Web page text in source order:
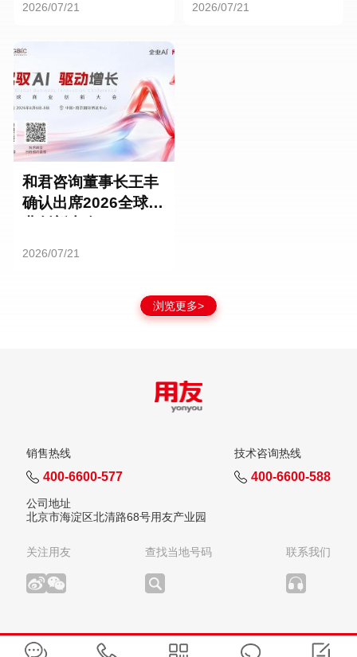
2026/07/21 2026/07/21
和君咨询董事长王丰
确认出席2026全球商
2026/07/21
浏览更多>
销售热线
400-6600-577
技术咨询热线
400-6600-588
公司地址
北京市海淀区北清路68号用友产业园
关注用友 查找当地号码 联系我们
版权所有：用友网络科技股份有限公司